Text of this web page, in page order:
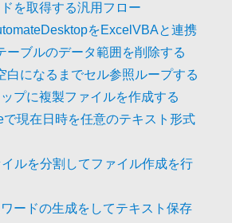
を取得する汎用フロー
をExcelVBAと連携
ーブルのデータ範囲を削除する
白になるまでセル参照ループする
プに複製ファイルを作成する
で現在日時を任意のテキスト形式
ルを分割してファイル作成を行
ードの生成をしてテキスト保存